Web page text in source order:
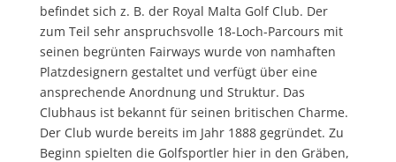
befindet sich z. B. der Royal Malta Golf Club. Der
zum Teil sehr anspruchsvolle 18-Loch-Parcours mit
seinen begrünten Fairways wurde von namhaften
Platzdesignern gestaltet und verfügt über eine
ansprechende Anordnung und Struktur. Das
Clubhaus ist bekannt für seinen britischen Charme.
Der Club wurde bereits im Jahr 1888 gegründet. Zu
Beginn spielten die Golfsportler hier in den Gräben,